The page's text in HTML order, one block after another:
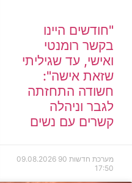
"חודשים היינו
בקשר רומנטי
ואישי, עד שגיליתי
שזאת אישה":
חשודה התחזתה
לגבר וניהלה
קשרים עם נשים
מערכת חדשות 90
09.08.2026
17:50